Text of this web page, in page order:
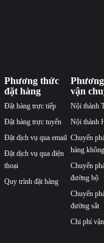
Phương thức
đặt hàng
Đặt hàng trực tiếp
Đặt hàng trực tuyến
Đặt dịch vụ qua email
Đặt dịch vụ qua điện
thoại
Quy trình đặt hàng
vận
Nội thành
Nội thành
Chuyển
hàng không
Chuyển
đường bộ
Chuyển
đường sắt
Chi phí